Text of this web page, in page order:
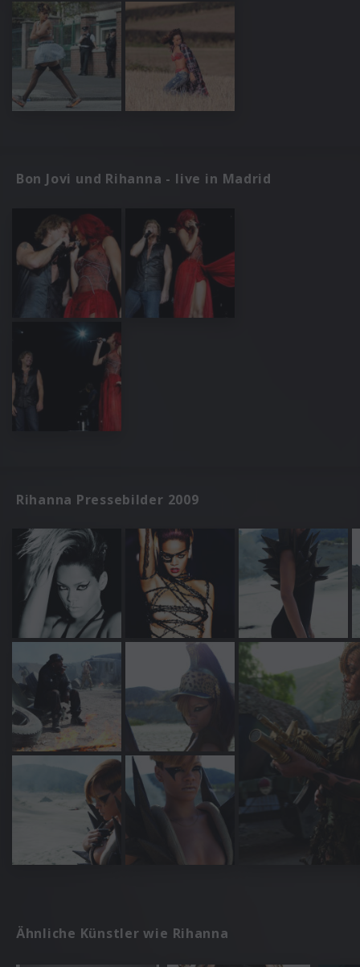
Bon Jovi und Rihanna - live in Madrid
Rihanna Pressebilder 2009
Ähnliche Künstler wie Rihanna